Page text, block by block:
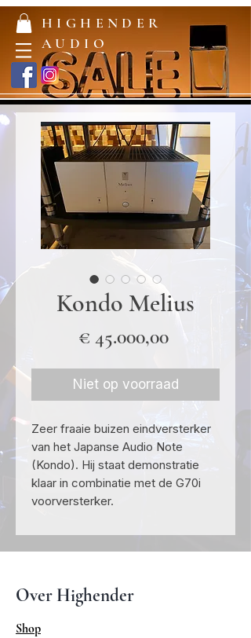
HIGHENDER
AUDIO
Kondo Melius
€ 45.000,00Prijs
Niet op voorraad
Zeer fraaie buizen eindversterker
van het Japanse Audio Note
(Kondo). Hij staat demonstratie
klaar in combinatie met de G70i
voorversterker.
Over Highender
Shop